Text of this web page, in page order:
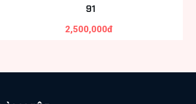
91
2,500,000đ